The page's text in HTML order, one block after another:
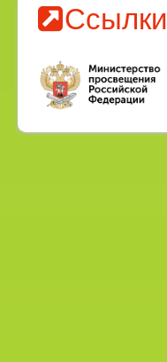
Ссылки